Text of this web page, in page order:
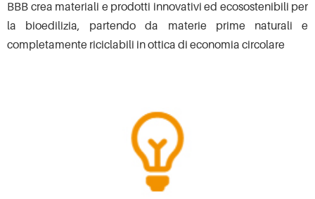
BBB crea materiali e prodotti innovativi ed ecosostenibili per
la bioedilizia, partendo da materie prime naturali e
completamente riciclabili in ottica di economia circolare